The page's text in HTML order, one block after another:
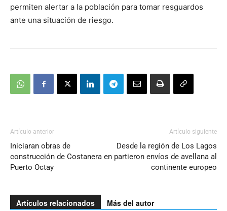
permiten alertar a la población para tomar resguardos
ante una situación de riesgo.
Artículo anterior
Iniciaran obras de
construcción de Costanera en
Puerto Octay
Artículo siguiente
Desde la región de Los Lagos
partieron envíos de avellana al
continente europeo
Artículos relacionados Más del autor